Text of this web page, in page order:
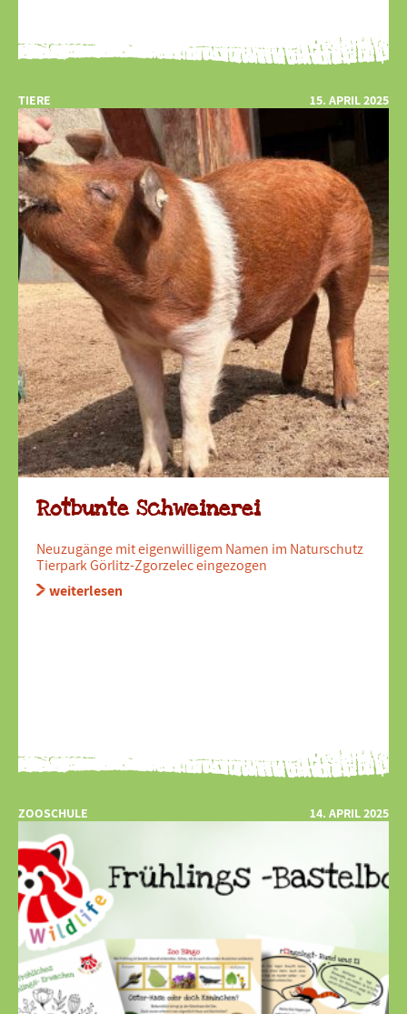
TIERE 15. APRIL 2025
Rotbunte Schweinerei
Neuzugänge mit eigenwilligem Namen im Naturschutz
Tierpark Görlitz-Zgorzelec eingezogen
weiterlesen
ZOOSCHULE 14. APRIL 2025